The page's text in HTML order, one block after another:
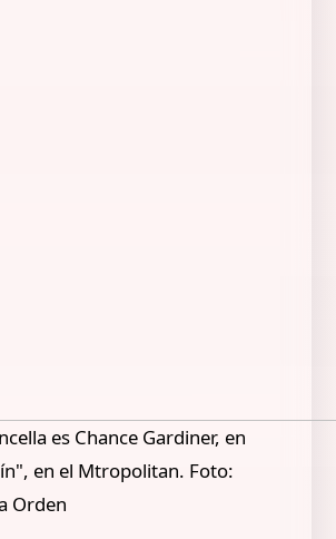
es Chance Gardiner, en
en el Mtropolitan. Foto:
Orden